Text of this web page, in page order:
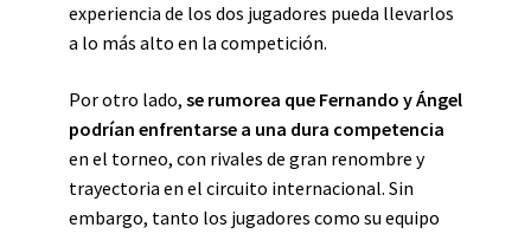
experiencia de los dos jugadores pueda llevarlos
a lo más alto en la competición.
Por otro lado, se rumorea que Fernando y Ángel
podrían enfrentarse a una dura competencia
en el torneo, con rivales de gran renombre y
trayectoria en el circuito internacional. Sin
embargo, tanto los jugadores como su equipo